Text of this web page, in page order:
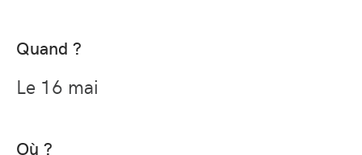
Quand ?
Le 16 mai
Où ?